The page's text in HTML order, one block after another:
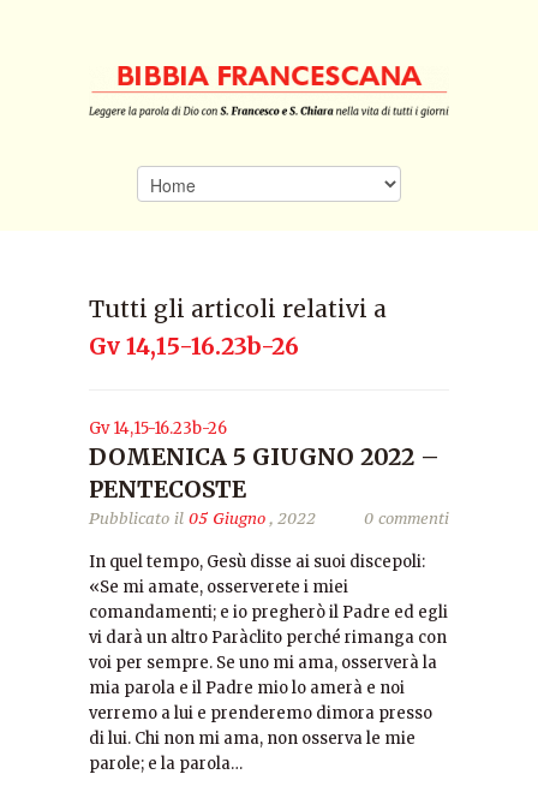
Tutti gli articoli relativi a
Gv 14,15-16.23b-26
Gv 14,15-16.23b-26
DOMENICA 5 GIUGNO 2022 –
PENTECOSTE
Pubblicato il 05 Giugno, 2022 0 commenti
In quel tempo, Gesù disse ai suoi discepoli:
«Se mi amate, osserverete i miei
comandamenti; e io pregherò il Padre ed egli
vi darà un altro Paràclito perché rimanga con
voi per sempre. Se uno mi ama, osserverà la
mia parola e il Padre mio lo amerà e noi
verremo a lui e prenderemo dimora presso
di lui. Chi non mi ama, non osserva le mie
parole; e la parola…